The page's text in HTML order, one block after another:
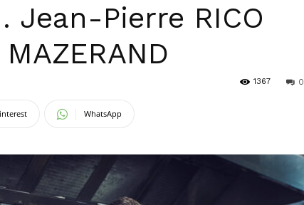
Jean-Pierre RICO
0
1367
WhatsApp